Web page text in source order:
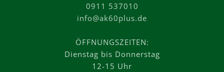
0911 537010
info@ak60plus.de
ÖFFNUNGSZEITEN:
Dienstag bis Donnerstag
12-15 Uhr